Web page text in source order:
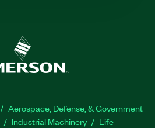
Aerospace, Defense, & Government
Industrial Machinery
Life